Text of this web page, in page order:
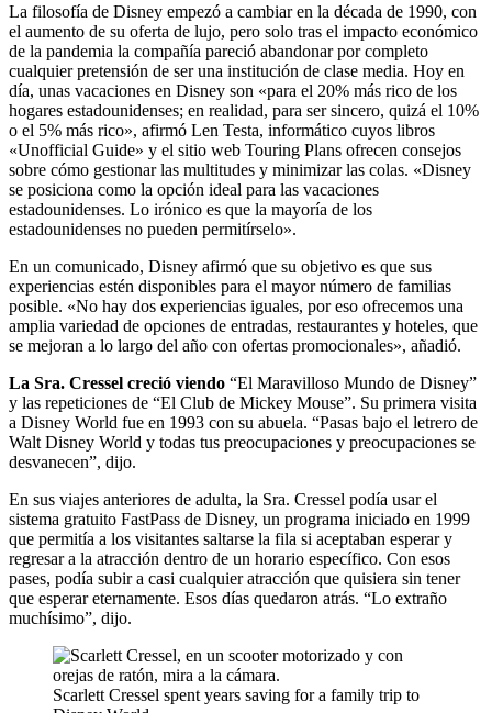
La filosofía de Disney empezó a cambiar en la década de 1990, con
el aumento de su oferta de lujo, pero solo tras el impacto económico
de la pandemia la compañía pareció abandonar por completo
cualquier pretensión de ser una institución de clase media. Hoy en
día, unas vacaciones en Disney son «para el 20% más rico de los
hogares estadounidenses; en realidad, para ser sincero, quizá el 10%
o el 5% más rico», afirmó Len Testa, informático cuyos libros
«Unofficial Guide» y el sitio web Touring Plans ofrecen consejos
sobre cómo gestionar las multitudes y minimizar las colas. «Disney
se posiciona como la opción ideal para las vacaciones
estadounidenses. Lo irónico es que la mayoría de los
estadounidenses no pueden permitírselo».
En un comunicado, Disney afirmó que su objetivo es que sus
experiencias estén disponibles para el mayor número de familias
posible. «No hay dos experiencias iguales, por eso ofrecemos una
amplia variedad de opciones de entradas, restaurantes y hoteles, que
se mejoran a lo largo del año con ofertas promocionales», añadió.
La Sra. Cressel creció viendo “El Maravilloso Mundo de Disney”
y las repeticiones de “El Club de Mickey Mouse”. Su primera visita
a Disney World fue en 1993 con su abuela. “Pasas bajo el letrero de
Walt Disney World y todas tus preocupaciones y preocupaciones se
desvanecen”, dijo.
En sus viajes anteriores de adulta, la Sra. Cressel podía usar el
sistema gratuito FastPass de Disney, un programa iniciado en 1999
que permitía a los visitantes saltarse la fila si aceptaban esperar y
regresar a la atracción dentro de un horario específico. Con esos
pases, podía subir a casi cualquier atracción que quisiera sin tener
que esperar eternamente. Esos días quedaron atrás. “Lo extraño
muchísimo”, dijo.
Scarlett Cressel spent years saving for a family trip to